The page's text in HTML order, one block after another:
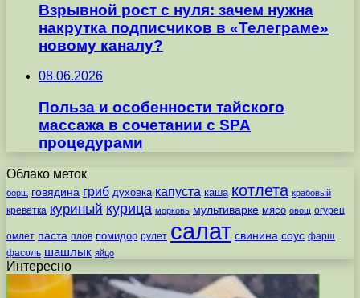
Взрывной рост с нуля: зачем нужна
накрутка подписчиков в «Телеграме»
новому каналу?
08.06.2026
Польза и особенности тайского
массажа в сочетании с SPA
процедурами
Облако меток
борщ говядина гриб духовка капуста каша котлета крабовый
креветка куриный курица морковь мультиварке мясо овощ огурец
омлет паста плов помидор рулет салат свинина соус фарш
фасоль шашлык яйцо
Интересно